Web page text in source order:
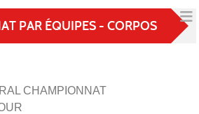
PAR ÉQUIPES - CORPOS
CHAMPIONNAT